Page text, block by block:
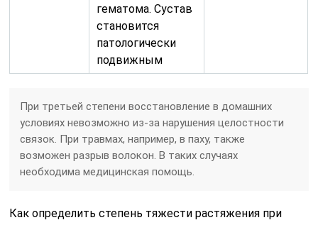
гематома. Сустав
становится
патологически
подвижным
При третьей степени восстановление в домашних
условиях невозможно из-за нарушения целостности
связок. При травмах, например, в паху, также
возможен разрыв волокон. В таких случаях
необходима медицинская помощь.
Как определить степень тяжести растяжения при